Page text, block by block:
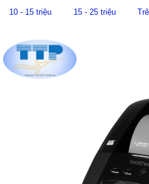
10 - 15 triệu
15 - 25 triệu